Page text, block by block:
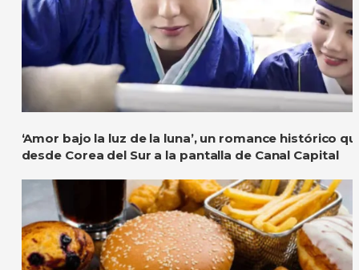
‘Amor bajo la luz de la luna’, un romance histórico
desde Corea del Sur a la pantalla de Canal Capital